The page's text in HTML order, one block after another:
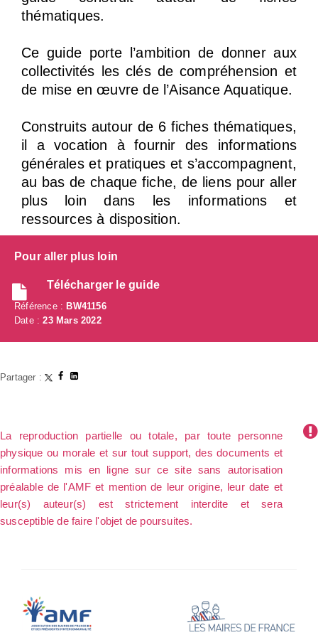
thématiques.
Ce guide porte l’ambition de donner aux
collectivités les clés de compréhension et
de mise en œuvre de l’Aisance Aquatique.
Construits autour de 6 fiches thématiques,
il a vocation à fournir des informations
générales et pratiques et s’accompagnent,
au bas de chaque fiche, de liens pour aller
plus loin dans les informations et
ressources à disposition.
Pour aller plus loin
Télécharger le guide
Référence : BW41156
Date :23 Mars 2022
Partager :
La reproduction partielle ou totale, par toute personne
physique ou morale et sur tout support, des documents et
informations mis en ligne sur ce site sans autorisation
préalable de l'AMF et mention de leur origine, leur date et
leur(s) auteur(s) est strictement interdite et sera
susceptible de faire l'objet de poursuites.